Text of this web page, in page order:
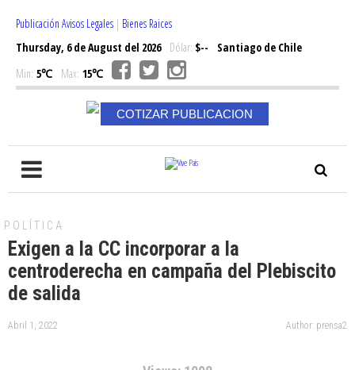
Publicación Avisos Legales | Bienes Raices
Thursday, 6 de August del 2026Dólar: $--
Santiago de Chile
Min: 5℃ Max: 15℃
COTIZAR PUBLICACION
POLÍTICA
Exigen a la CC incorporar a la
centroderecha en campaña del Plebiscito
de salida
Abril 1, 2022 Author: prensa2